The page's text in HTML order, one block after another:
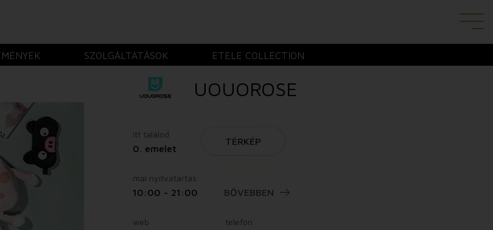
SZOLGÁLTATÁSOK ETELE COLLECTION
UOUOROSE
itt találod
0. emelet
TÉRKÉP
mai nyitvatartás:
10:00 - 21:00 BŐVEBBEN
web telefon